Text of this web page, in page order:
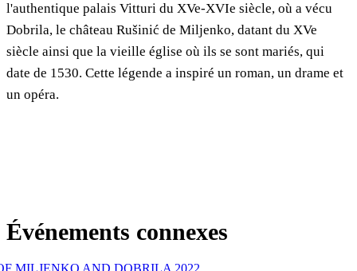
l'authentique palais Vitturi du XVe-XVIe siècle, où a vécu
Dobrila, le château Rušinić de Miljenko, datant du XVe
siècle ainsi que la vieille église où ils se sont mariés, qui
date de 1530. Cette légende a inspiré un roman, un drame et
un opéra.
Événements connexes